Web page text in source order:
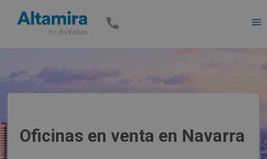
Oficinas en venta en Navarra